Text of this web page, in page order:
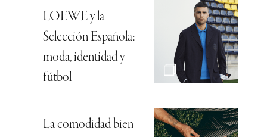
LOEWE y la
Selección Española:
moda, identidad y
fútbol
La comodidad bien